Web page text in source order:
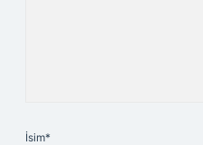
İsim*